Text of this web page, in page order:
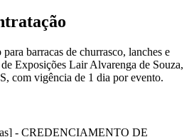
barracas de churrasco, lanches e
Exposições Lair Alvarenga de Souza,
com vigência de 1 dia por evento.
- CREDENCIAMENTO DE